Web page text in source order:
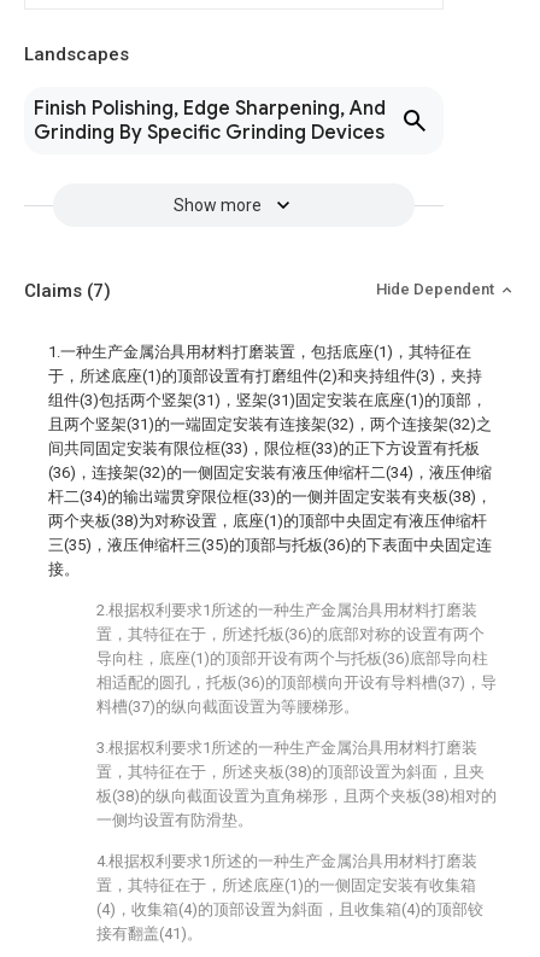
Landscapes
Finish Polishing, Edge Sharpening, And
Grinding By Specific Grinding Devices
Show more
Claims (7) Hide Dependent
1.一种生产金属治具用材料打磨装置，包括底座(1)，其特征在
于，所述底座(1)的顶部设置有打磨组件(2)和夹持组件(3)，夹持
组件(3)包括两个竖架(31)，竖架(31)固定安装在底座(1)的顶部，
且两个竖架(31)的一端固定安装有连接架(32)，两个连接架(32)之
间共同固定安装有限位框(33)，限位框(33)的正下方设置有托板
(36)，连接架(32)的一侧固定安装有液压伸缩杆二(34)，液压伸缩
杆二(34)的输出端贯穿限位框(33)的一侧并固定安装有夹板(38)，
两个夹板(38)为对称设置，底座(1)的顶部中央固定有液压伸缩杆
三(35)，液压伸缩杆三(35)的顶部与托板(36)的下表面中央固定连
接。
2.根据权利要求1所述的一种生产金属治具用材料打磨装
置，其特征在于，所述托板(36)的底部对称的设置有两个
导向柱，底座(1)的顶部开设有两个与托板(36)底部导向柱
相适配的圆孔，托板(36)的顶部横向开设有导料槽(37)，导
料槽(37)的纵向截面设置为等腰梯形。
3.根据权利要求1所述的一种生产金属治具用材料打磨装
置，其特征在于，所述夹板(38)的顶部设置为斜面，且夹
板(38)的纵向截面设置为直角梯形，且两个夹板(38)相对的
一侧均设置有防滑垫。
4.根据权利要求1所述的一种生产金属治具用材料打磨装
置，其特征在于，所述底座(1)的一侧固定安装有收集箱
(4)，收集箱(4)的顶部设置为斜面，且收集箱(4)的顶部铰
接有翻盖(41)。